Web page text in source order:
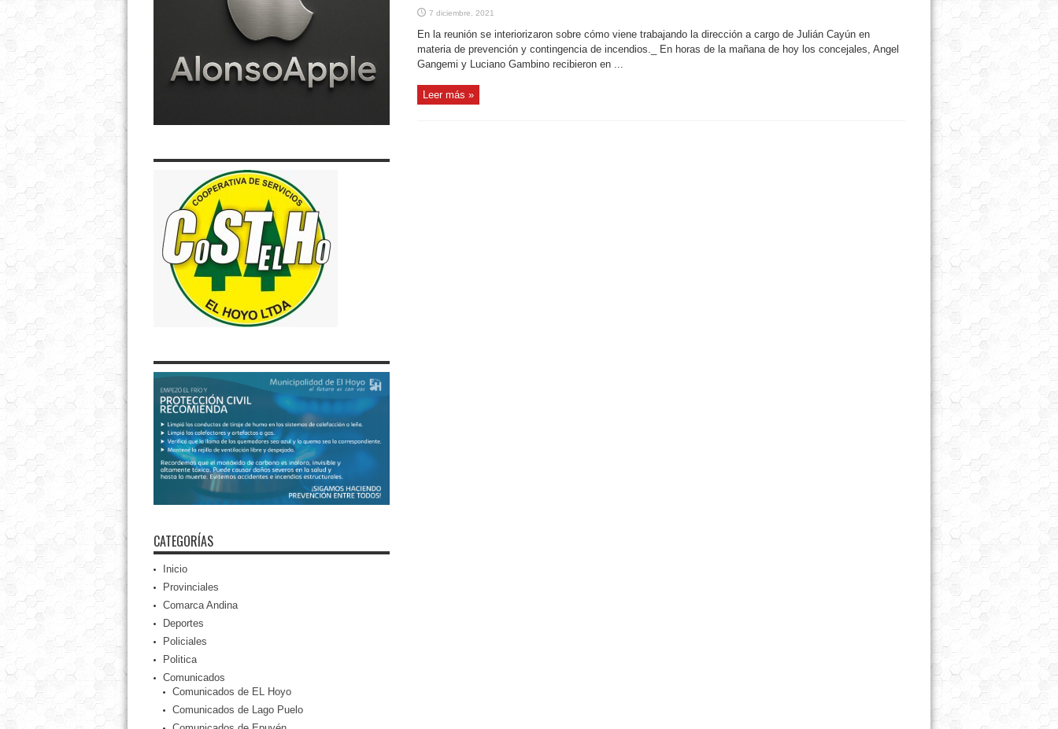
7 diciembre, 2021
En la reunión se interiorizaron sobre cómo viene trabajando la dirección a cargo de Julián Cayún en
materia de prevención y contingencia de incendios._ En horas de la mañana de hoy los concejales, Angel
Gangemi y Luciano Gambino recibieron en ...
Leer más »
CATEGORÍAS
Inicio
Provinciales
Comarca Andina
Deportes
Policiales
Politica
Comunicados
Comunicados de EL Hoyo
Comunicados de Lago Puelo